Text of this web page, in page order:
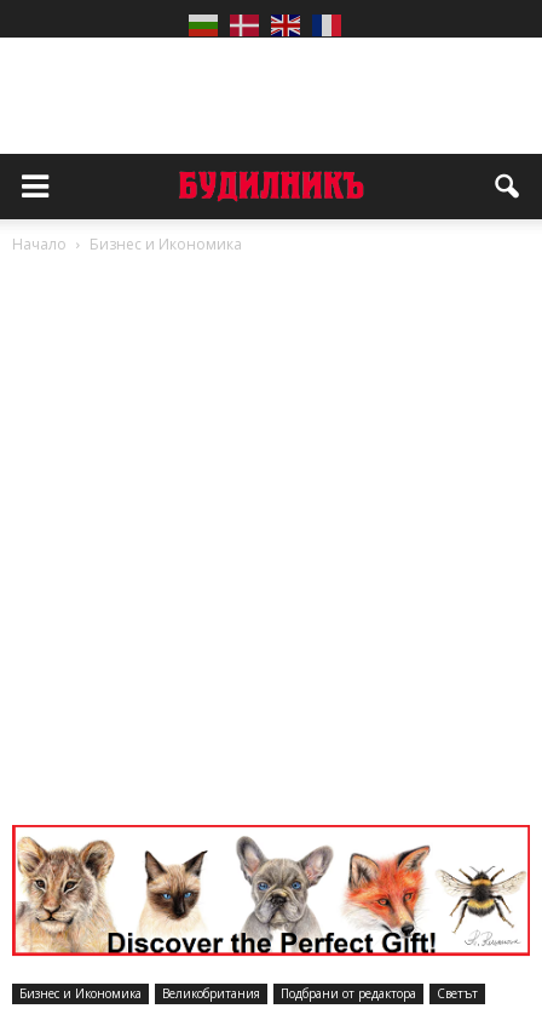
Начало Бизнес и Икономика
Бизнес и Икономика Великобритания Подбрани от редактора Светът